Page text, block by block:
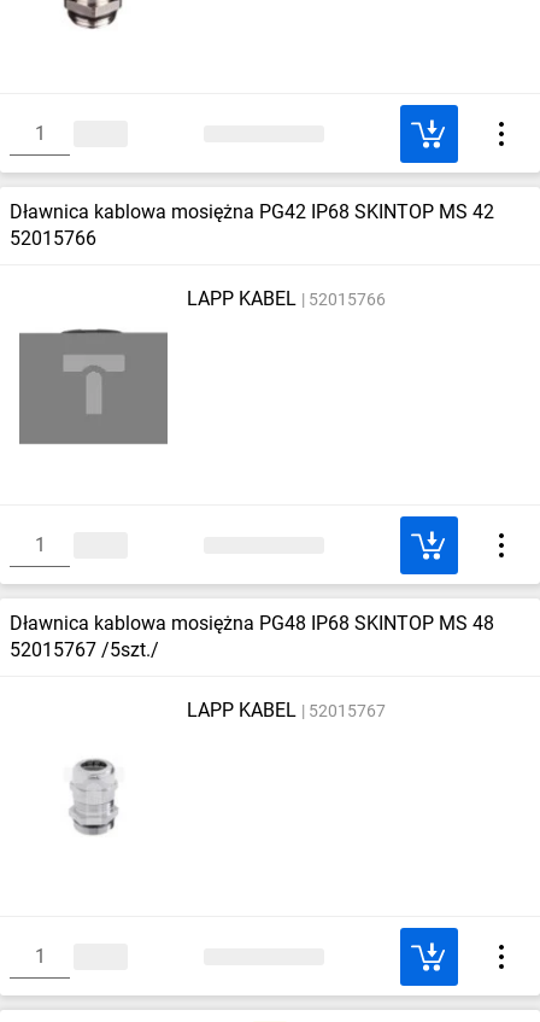
Dławnica kablowa mosiężna PG42 IP68 SKINTOP MS 42
52015766
LAPP KABEL 52015766
Dławnica kablowa mosiężna PG48 IP68 SKINTOP MS 48
52015767 /5szt./
LAPP KABEL 52015767